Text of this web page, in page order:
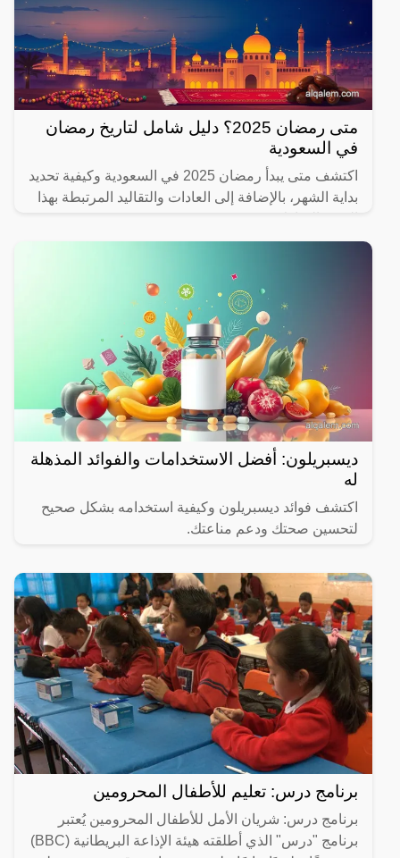
متى رمضان 2025؟ دليل شامل لتاريخ رمضان
في السعودية
اكتشف متى يبدأ رمضان 2025 في السعودية وكيفية تحديد
بداية الشهر، بالإضافة إلى العادات والتقاليد المرتبطة بهذا
ديسبريلون: أفضل الاستخدامات والفوائد المذهلة
له
اكتشف فوائد ديسبريلون وكيفية استخدامه بشكل صحيح
لتحسين صحتك ودعم مناعتك.
برنامج درس: تعليم للأطفال المحرومين
برنامج درس: شريان الأمل للأطفال المحرومين يُعتبر
برنامج "درس" الذي أطلقته هيئة الإذاعة البريطانية (BBC)